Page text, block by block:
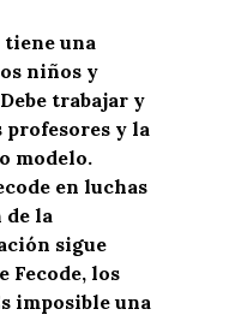
tiene una
niños y
trabajar y
profesores y la
modelo.
en luchas
de la
sigue
Fecode, los
imposible una